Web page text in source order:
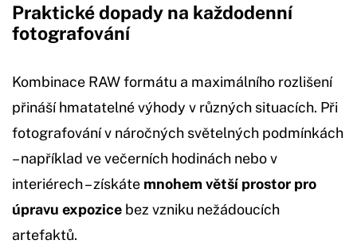
Praktické dopady na každodenní
fotografování
Kombinace RAW formátu a maximálního rozlišení
přináší hmatatelné výhody v různých situacích. Při
fotografování v náročných světelných podmínkách
– například ve večerních hodinách nebo v
interiérech – získáte mnohem větší prostor pro
úpravu expozice bez vzniku nežádoucích
artefaktů.